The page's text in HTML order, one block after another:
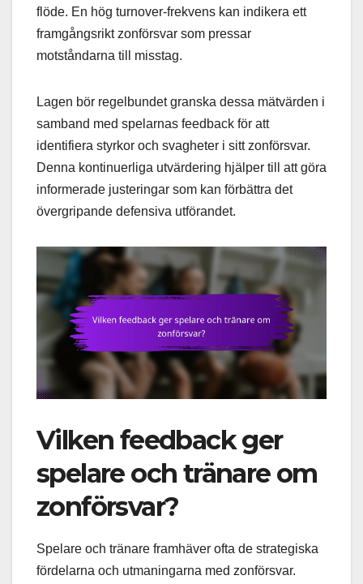
flöde. En hög turnover-frekvens kan indikera ett
framgångsrikt zonförsvar som pressar
motståndarna till misstag.
Lagen bör regelbundet granska dessa mätvärden i
samband med spelarnas feedback för att
identifiera styrkor och svagheter i sitt zonförsvar.
Denna kontinuerliga utvärdering hjälper till att göra
informerade justeringar som kan förbättra det
övergripande defensiva utförandet.
Vilken feedback ger
spelare och tränare om
zonförsvar?
Spelare och tränare framhäver ofta de strategiska
fördelarna och utmaningarna med zonförsvar.